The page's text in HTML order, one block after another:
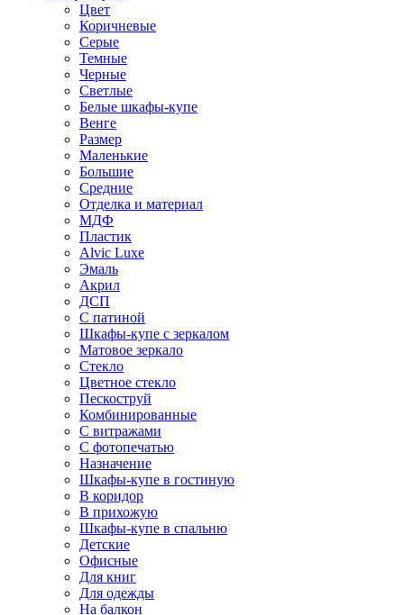
Цвет
Коричневые
Серые
Темные
Черные
Светлые
Белые шкафы-купе
Венге
Размер
Маленькие
Большие
Средние
Отделка и материал
МДФ
Пластик
Alvic Luxe
Эмаль
Акрил
ДСП
С патиной
Шкафы-купе с зеркалом
Матовое зеркало
Стекло
Цветное стекло
Пескоструй
Комбинированные
С витражами
С фотопечатью
Назначение
Шкафы-купе в гостиную
В коридор
В прихожую
Шкафы-купе в спальню
Детские
Офисные
Для книг
Для одежды
На балкон